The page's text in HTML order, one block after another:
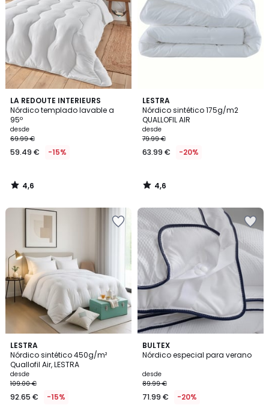
LA REDOUTE INTERIEURS
Nórdico templado lavable a
95º
desde
69.99 €
59.49 € -15%
4,6
/ 5
4,6
/
LESTRA
Nórdico sintético 175g/m2
QUALLOFIL AIR
desde
79.99 €
63.99 € -20%
4,6
/ 5
4,6
/
LESTRA
Nórdico sintético 450g/m²
Quallofil Air, LESTRA
desde
109.00 €
92.65 € -15%
4,6
/ 5
BULTEX
Nórdico especial para verano
desde
89.99 €
71.99 € -20%
4,7
/ 5